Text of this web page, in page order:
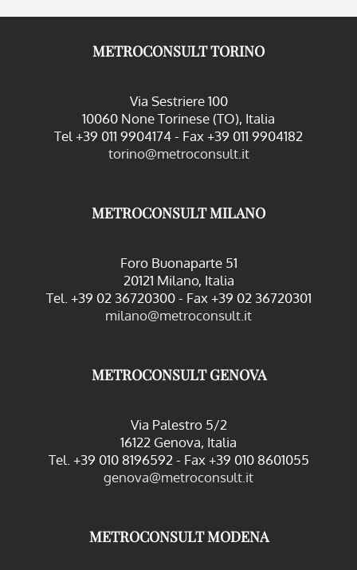
METROCONSULT TORINO
Via Sestriere 100
10060 None Torinese (TO), Italia
Tel +39 011 9904174 - Fax +39 011 9904182
torino@metroconsult.it
METROCONSULT MILANO
Foro Buonaparte 51
20121 Milano, Italia
Tel. +39 02 36720300 - Fax +39 02 36720301
milano@metroconsult.it
METROCONSULT GENOVA
Via Palestro 5/2
16122 Genova, Italia
Tel. +39 010 8196592 - Fax +39 010 8601055
genova@metroconsult.it
METROCONSULT MODENA